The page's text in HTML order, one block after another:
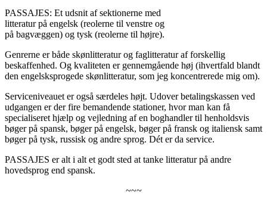
PASSAJES: Et udsnit af sektionerne med
litteratur på engelsk (reolerne til venstre og
på bagvæggen) og tysk (reolerne til højre).
Genrerne er både skønlitteratur og faglitteratur af forskellig
beskaffenhed. Og kvaliteten er gennemgående høj (ihvertfald blandt
den engelsksprogede skønlitteratur, som jeg koncentrerede mig om).
Serviceniveauet er også særdeles højt. Udover betalingskassen ved
udgangen er der fire bemandende stationer, hvor man kan få
specialiseret hjælp og vejledning af en boghandler til henholdsvis
bøger på spansk, bøger på engelsk, bøger på fransk og italiensk samt
bøger på tysk, russisk og andre sprog. Dét er da service.
PASSAJES er alt i alt et godt sted at tanke litteratur på andre
hovedsprog end spansk.
~~~